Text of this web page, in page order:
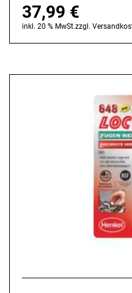
37,99 €
inkl. 20 % MwSt.zzgl.